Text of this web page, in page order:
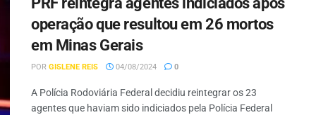
operação que resultou em 26 mortos
em Minas Gerais
POR GISLENE REIS 04/08/2024 0
A Polícia Rodoviária Federal decidiu reintegrar os 23
agentes que haviam sido indiciados pela Polícia Federal